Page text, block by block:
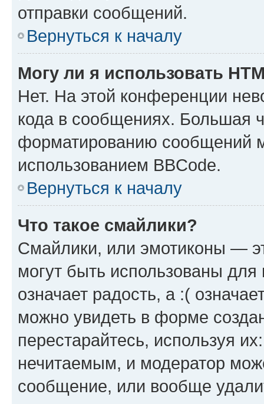
отправки сообщений.
Вернуться к началу
Могу ли я использовать
Нет. На этой конференции
кода в сообщениях. Большая
форматированию сообщений
использованием BBCode.
Вернуться к началу
Что такое смайлики?
Смайлики, или эмотиконы —
могут быть использованы
означает радость, а :(
можно увидеть в форме
перестарайтесь, используя
нечитаемым, и модератор
сообщение, или вообще